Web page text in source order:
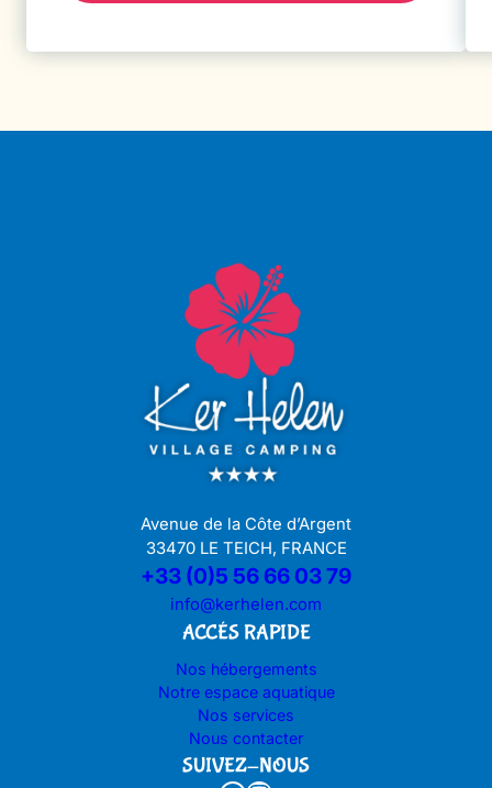
Avenue de la Côte d’Argent
33470 LE TEICH, FRANCE
+33 (0)5 56 66 03 79
info@kerhelen.com
ACCÉS RAPIDE
Nos hébergements
Notre espace aquatique
Nos services
Nous contacter
SUIVEZ-NOUS